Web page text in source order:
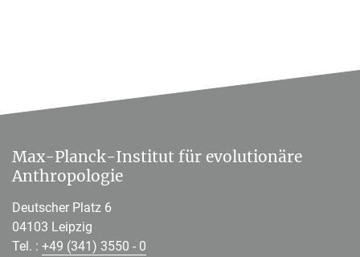
Max-Planck-Institut für evolutionäre
Anthropologie
Deutscher Platz 6
04103 Leipzig
Tel. : +49 (341) 3550 - 0